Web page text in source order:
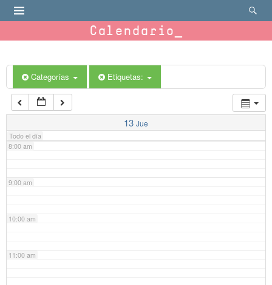
Calendario
Categorías Etiquetas:
13 Jue
Todo el día
6:00 am
7:00 am
8:00 am
9:00 am
10:00 am
11:00 am